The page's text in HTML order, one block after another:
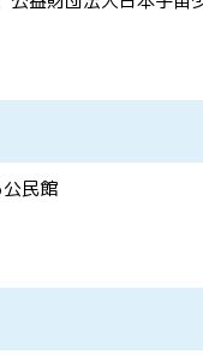
民館